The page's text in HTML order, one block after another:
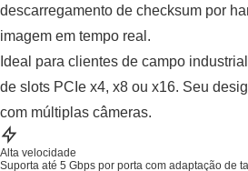
descarregamento de checksum por
imagem em tempo real.
Ideal para clientes de campo
de slots PCIe x4, x8 ou x16. Seu
com múltiplas câmeras.
Alta velocidade
Suporta até 5 Gbps por porta com adaptação de